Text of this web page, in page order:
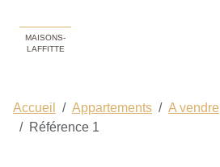
MAISONS-
LAFFITTE
Accueil Appartements A vendre
Référence 1